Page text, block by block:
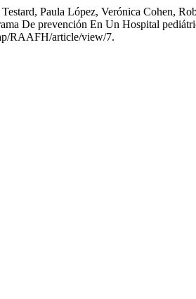
Paula López, Verónica Cohen,
De prevención En Un Hospital
RAAFH/article/view/7.